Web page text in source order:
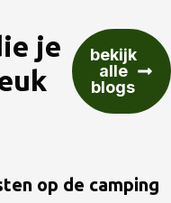
je
bekijk
alle
blogs
op de camping